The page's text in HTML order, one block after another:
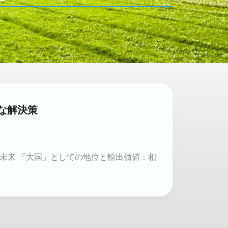
解決策
来 「大国」としての地位と輸出価値：相